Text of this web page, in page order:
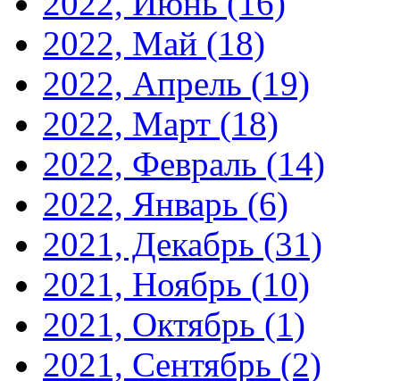
2022, Май (18)
2022, Апрель (19)
2022, Март (18)
2022, Февраль (14)
2022, Январь (6)
2021, Декабрь (31)
2021, Ноябрь (10)
2021, Октябрь (1)
2021, Сентябрь (2)